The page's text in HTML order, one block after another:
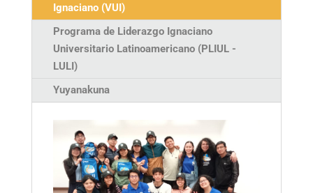
Ignaciano (VUI)
Programa de Liderazgo Ignaciano
Universitario Latinoamericano (PLIUL -
LULI)
Yuyanakuna